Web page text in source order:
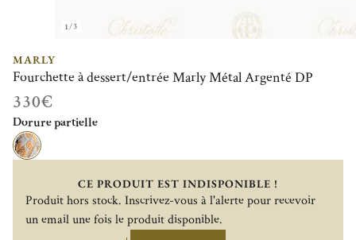
1/3
MARLY
Fourchette à dessert/entrée Marly Métal Argenté DP
330€
Dorure partielle
CE PRODUIT EST INDISPONIBLE !
Produit hors stock. Inscrivez-vous à l'alerte pour recevoir
un email une fois le produit disponible.